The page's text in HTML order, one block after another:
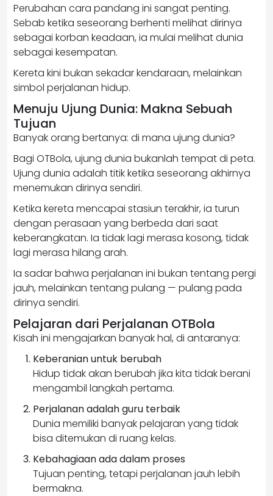
Perubahan cara pandang ini sangat penting.
Sebab ketika seseorang berhenti melihat dirinya
sebagai korban keadaan, ia mulai melihat dunia
sebagai kesempatan.
Kereta kini bukan sekadar kendaraan, melainkan
simbol perjalanan hidup.
Menuju Ujung Dunia: Makna Sebuah
Tujuan
Banyak orang bertanya: di mana ujung dunia?
Bagi OTBola, ujung dunia bukanlah tempat di peta.
Ujung dunia adalah titik ketika seseorang akhirnya
menemukan dirinya sendiri.
Ketika kereta mencapai stasiun terakhir, ia turun
dengan perasaan yang berbeda dari saat
keberangkatan. Ia tidak lagi merasa kosong, tidak
lagi merasa hilang arah.
Ia sadar bahwa perjalanan ini bukan tentang pergi
jauh, melainkan tentang pulang — pulang pada
dirinya sendiri.
Pelajaran dari Perjalanan OTBola
Kisah ini mengajarkan banyak hal, di antaranya:
Keberanian untuk berubah
Hidup tidak akan berubah jika kita tidak berani
mengambil langkah pertama.
Perjalanan adalah guru terbaik
Dunia memiliki banyak pelajaran yang tidak
bisa ditemukan di ruang kelas.
Kebahagiaan ada dalam proses
Tujuan penting, tetapi perjalanan jauh lebih
bermakna.